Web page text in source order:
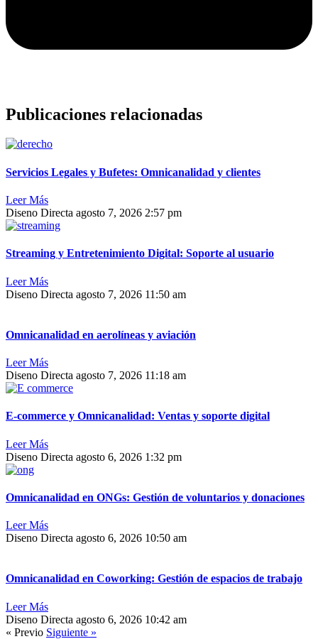
Publicaciones relacionadas
Servicios Legales y Bufetes: Omnicanalidad y clientes
Leer Más
Diseno Directa agosto 7, 2026 2:57 pm
Streaming y Entretenimiento Digital: Soporte al usuario
Leer Más
Diseno Directa agosto 7, 2026 11:50 am
Omnicanalidad en aerolíneas y aviación
Leer Más
Diseno Directa agosto 7, 2026 11:18 am
E-commerce y Omnicanalidad: Ventas y soporte digital
Leer Más
Diseno Directa agosto 6, 2026 1:32 pm
Omnicanalidad en ONGs: Gestión de voluntarios y donaciones
Leer Más
Diseno Directa agosto 6, 2026 10:50 am
Omnicanalidad en Coworking: Gestión de espacios de trabajo
Leer Más
Diseno Directa agosto 6, 2026 10:42 am
« Previo Siguiente »